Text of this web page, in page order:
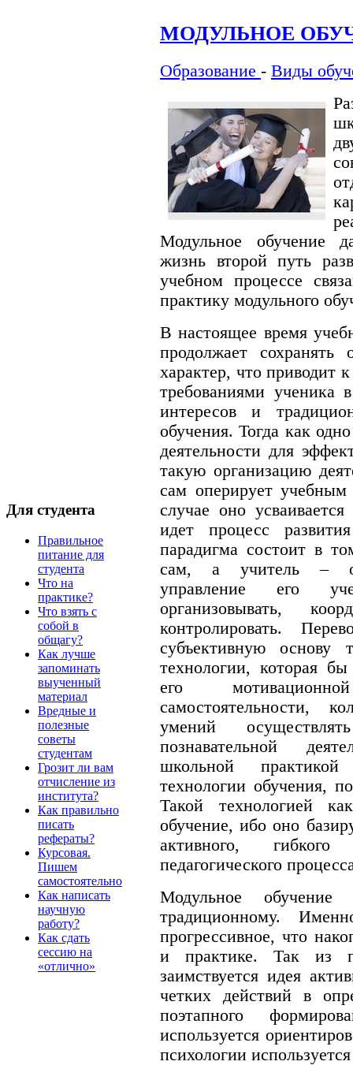
МОДУЛЬНОЕ
Образование - Виды
Модульное обучение
жизнь второй путь
учебном процессе
практику модульного
В настоящее время
продолжает сохранять
характер, что приводит
требованиями ученика
интересов и
обучения. Тогда как
деятельности для
такую организацию
сам оперирует
случае оно
идет процесс
парадигма состоит в
сам, а учитель –
управление его
организовывать,
контролировать.
субъективную основу
технологии, которая
его
самостоятельности,
умений
познавательной
школьной
технологии обучения,
Такой технологией
обучение, ибо оно
активного,
педагогического
Модульное обучение
традиционному.
прогрессивное, что
и практике. Так из
заимствуется идея
четких действий в
поэтапного
используется
психологии
Для студента
Правильное
питание для
студента
Что на
практике?
Что взять с
собой в
общагу?
Как лучше
запоминать
выученный
материал
Вредные и
полезные
советы
студентам
Грозит ли вам
отчисление из
института?
Как правильно
писать
рефераты?
Курсовая.
Пишем
самостоятельно
Как написать
научную
работу?
Как сдать
сессию на
«отлично»